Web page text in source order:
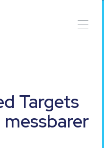
Targets